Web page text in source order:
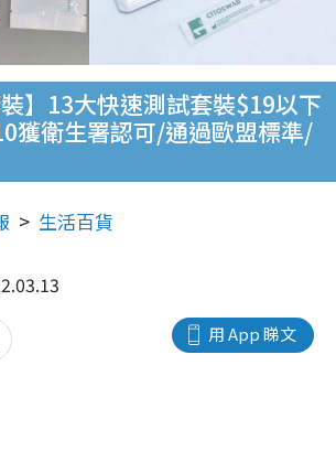
裝】13大快速測試套裝$19以下
獲衛生署認可/通過歐盟標準/
生活百貨
用 App 睇文